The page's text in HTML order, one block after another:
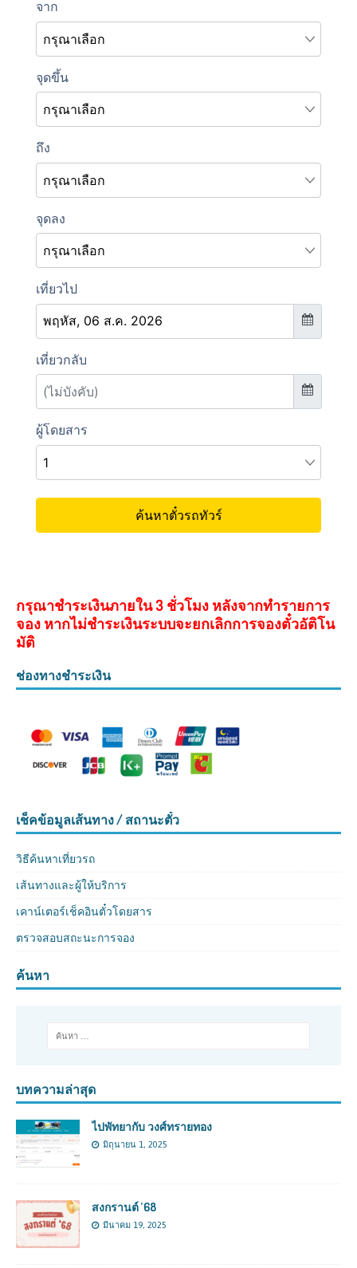
กรุณาชำระเงินภายใน 3 ชั่วโมง หลังจากทำรายการ
จอง หากไม่ชำระเงินระบบจะยกเลิกการจองตั๋วอัติโน
มัติ
ช่องทางชำระเงิน
เช็คข้อมูลเส้นทาง / สถานะตั๋ว
วิธีค้นหาเที่ยวรถ
เส้นทางและผู้ให้บริการ
เคาน์เตอร์เช็คอินตั๋วโดยสาร
ตรวจสอบสถะนะการจอง
ค้นหา
บทความล่าสุด
ไปพัทยากับ วงศ์ทรายทอง
มิถุนายน 1, 2025
สงกรานต์ ’68
มีนาคม 19, 2025